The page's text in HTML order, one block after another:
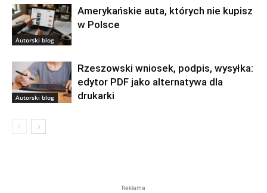
Autorski blog
Amerykańskie auta, których nie kupisz
w Polsce
Autorski blog
Rzeszowski wniosek, podpis, wysyłka:
edytor PDF jako alternatywa dla
drukarki
Reklama